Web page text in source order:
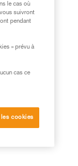
le cas où
suivront
pendant
» prévu à
cas ce
cookies